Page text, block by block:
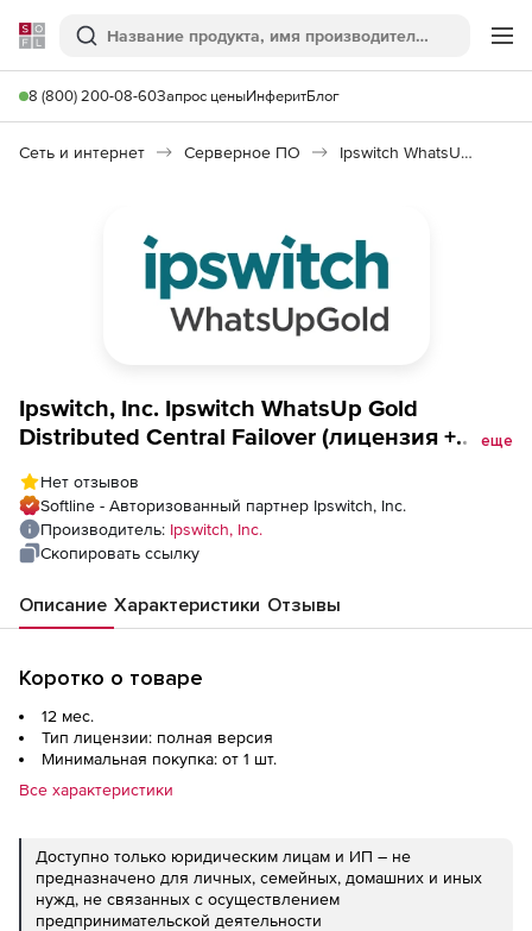
Softline
Поиск
8 (800) 200-08-60Запрос ценыИнферитБлог
Сеть и интернет Серверное ПО Ipswitch WhatsUp Gold Distributed
Ipswitch, Inc. Ipswitch WhatsUp Gold
Distributed Central Failover (лицензия +
еще
Нет отзывов
Softline - Авторизованный партнер Ipswitch, Inc.
Производитель: Ipswitch, Inc.
Скопировать ссылку
Описание Характеристики Отзывы
Коротко о товаре
12 мес.
Тип лицензии: полная версия
Минимальная покупка: от 1 шт.
Все характеристики
Доступно только юридическим лицам и ИП – не
предназначено для личных, семейных, домашних и иных
нужд, не связанных с осуществлением
предпринимательской деятельности